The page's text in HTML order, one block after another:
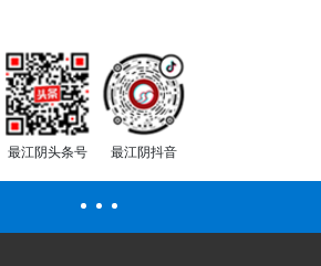
最江阴头条号 最江阴抖音